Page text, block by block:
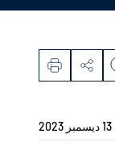
13 ديسمبر 2023